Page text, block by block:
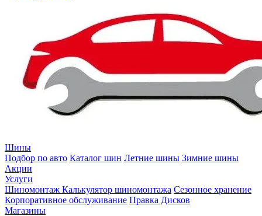
Шины
Подбор по авто Каталог шин Летние шины Зимние шины
Акции
Услуги
Шиномонтаж Калькулятор шиномонтажа Сезонное хранение
Корпоративное обслуживание Правка Дисков
Магазины